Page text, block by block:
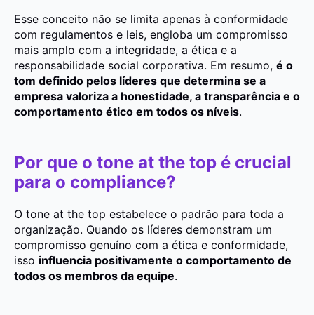
Esse conceito não se limita apenas à conformidade
com regulamentos e leis, engloba um compromisso
mais amplo com a integridade, a ética e a
responsabilidade social corporativa. Em resumo, é o
tom definido pelos líderes que determina se a
empresa valoriza a honestidade, a transparência e o
comportamento ético em todos os níveis.
Por que o tone at the top é crucial
para o compliance?
O tone at the top estabelece o padrão para toda a
organização. Quando os líderes demonstram um
compromisso genuíno com a ética e conformidade,
isso influencia positivamente o comportamento de
todos os membros da equipe.